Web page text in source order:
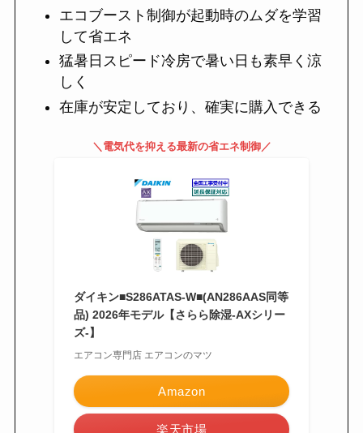
エコブースト制御が起動時のムダを学習
して省エネ
猛暑日スピード冷房で暑い日も素早く涼
しく
在庫が安定しており、確実に購入できる
＼電気代を抑える最新の省エネ制御／
ダイキン■S286ATAS-W■(AN286AAS同等
品) 2026年モデル【さらら除湿-AXシリー
ズ-】
エアコン専門店 エアコンのマツ
Amazon
楽天市場